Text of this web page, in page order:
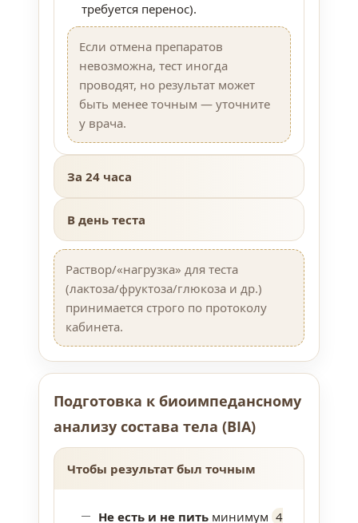
требуется перенос).
Если отмена препаратов
невозможна, тест иногда
проводят, но результат может
быть менее точным — уточните
у врача.
За 24 часа
В день теста
Раствор/«нагрузка» для теста
(лактоза/фруктоза/глюкоза и др.)
принимается строго по протоколу
кабинета.
Подготовка к биоимпедансному
анализу состава тела (BIA)
Чтобы результат был точным
Не есть и не пить минимум 4